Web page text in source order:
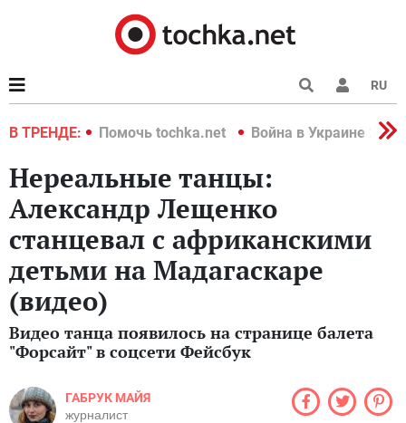
RU
В ТРЕНДЕ:
2022 Помочь tochka.net Война в Украине 2022
Нереальные танцы:
Александр Лещенко
станцевал с африканскими
детьми на Мадагаскаре
(видео)
Видео танца появилось на странице балета
"Форсайт" в соцсети Фейсбук
ГАБРУК МАЙЯ
журналист